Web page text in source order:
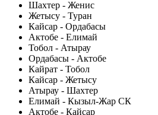
Шахтер - Женис
Жетысу - Туран
Кайсар - Ордабасы
Актобе - Елимай
Тобол - Атырау
Ордабасы - Актобе
Кайрат - Тобол
Кайсар - Жетысу
Атырау - Шахтер
Елимай - Кызыл-Жар СК
Актобе - Кайсар